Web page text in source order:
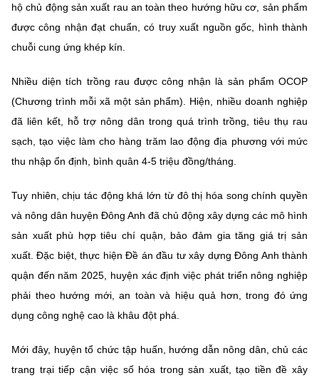
hộ chủ động sản xuất rau an toàn theo hướng hữu cơ, sản phẩm
được công nhận đạt chuẩn, có truy xuất nguồn gốc, hình thành
chuỗi cung ứng khép kín.
Nhiều diện tích trồng rau được công nhận là sản phẩm OCOP
(Chương trình mỗi xã một sản phẩm). Hiện, nhiều doanh nghiệp
đã liên kết, hỗ trợ nông dân trong quá trình trồng, tiêu thụ rau
sạch, tạo việc làm cho hàng trăm lao động địa phương với mức
thu nhập ổn định, bình quân 4-5 triệu đồng/tháng.
Tuy nhiên, chịu tác động khá lớn từ đô thị hóa song chính quyền
và nông dân huyện Đông Anh đã chủ động xây dựng các mô hình
sản xuất phù hợp tiêu chí quận, bảo đảm gia tăng giá trị sản
xuất. Đặc biệt, thực hiện Đề án đầu tư xây dựng Đông Anh thành
quận đến năm 2025, huyện xác định việc phát triển nông nghiệp
phải theo hướng mới, an toàn và hiệu quả hơn, trong đó ứng
dụng công nghệ cao là khâu đột phá.
Mới đây, huyện tổ chức tập huấn, hướng dẫn nông dân, chủ các
trang trại tiếp cận việc số hóa trong sản xuất, tạo tiền đề xây